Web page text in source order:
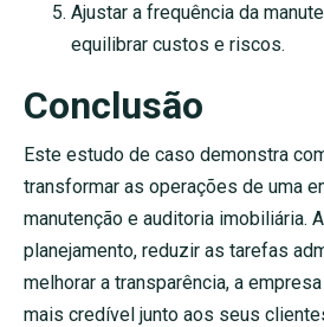
Ajustar a frequência da
equilibrar custos e riscos.
Conclusão
Este estudo de caso demonstra
transformar as operações de uma
manutenção e auditoria imobiliária.
planejamento, reduzir as tarefas
melhorar a transparência, a
mais credível junto aos seus